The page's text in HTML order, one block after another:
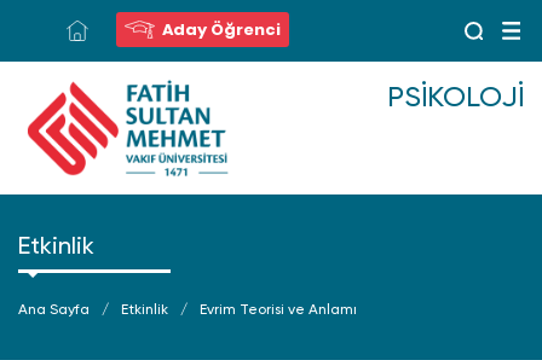
Aday Öğrenci
PSIKOLOJI
Etkinlik
Ana Sayfa Etkinlik Evrim Teorisi ve Anlamı